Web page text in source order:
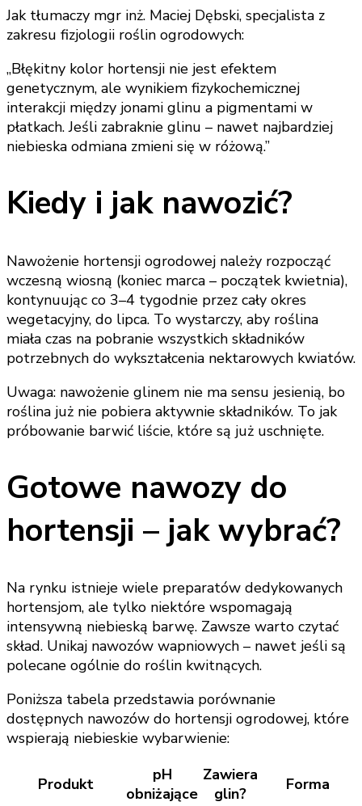
Jak tłumaczy mgr inż. Maciej Dębski, specjalista z
zakresu fizjologii roślin ogrodowych:
„Błękitny kolor hortensji nie jest efektem
genetycznym, ale wynikiem fizykochemicznej
interakcji między jonami glinu a pigmentami w
płatkach. Jeśli zabraknie glinu – nawet najbardziej
niebieska odmiana zmieni się w różową.”
Kiedy i jak nawozić?
Nawożenie hortensji ogrodowej należy rozpocząć
wczesną wiosną (koniec marca – początek kwietnia),
kontynuując co 3–4 tygodnie przez cały okres
wegetacyjny, do lipca. To wystarczy, aby roślina
miała czas na pobranie wszystkich składników
potrzebnych do wykształcenia nektarowych kwiatów.
Uwaga: nawożenie glinem nie ma sensu jesienią, bo
roślina już nie pobiera aktywnie składników. To jak
próbowanie barwić liście, które są już uschnięte.
Gotowe nawozy do
hortensji – jak wybrać?
Na rynku istnieje wiele preparatów dedykowanych
hortensjom, ale tylko niektóre wspomagają
intensywną niebieską barwę. Zawsze warto czytać
skład. Unikaj nawozów wapniowych – nawet jeśli są
polecane ogólnie do roślin kwitnących.
Poniższa tabela przedstawia porównanie
dostępnych nawozów do hortensji ogrodowej, które
wspierają niebieskie wybarwienie:
Produkt
pH
obniżające
Zawiera
glin?
Forma